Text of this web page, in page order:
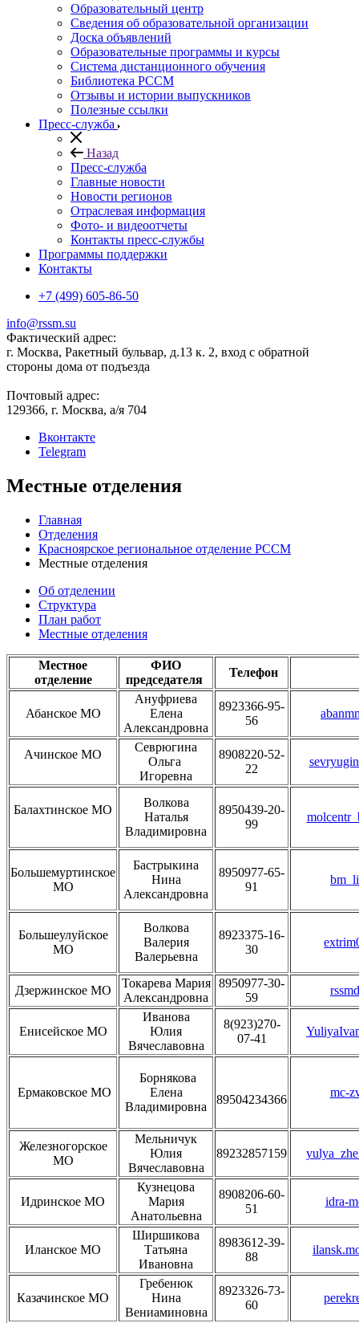
Образовательный центр
Сведения об образовательной организации
Доска объявлений
Образовательные программы и курсы
Система дистанционного обучения
Библиотека РССМ
Отзывы и истории выпускников
Полезные ссылки
Пресс-служба
Назад
Пресс-служба
Главные новости
Новости регионов
Отраслевая информация
Фото- и видеоотчеты
Контакты пресс-службы
Программы поддержки
Контакты
+7 (499) 605-86-50
info@rssm.su
Фактический адрес:
г. Москва, Ракетный бульвар, д.13 к. 2, вход с обратной
стороны дома от подъезда
Почтовый адрес:
129366, г. Москва, а/я 704
Вконтакте
Telegram
Местные отделения
Главная
Отделения
Красноярское региональное отделение РССМ
Местные отделения
Об отделении
Структура
План работ
Местные отделения
Местное
отделение
ФИО
председателя
Телефон
Абанское МО
Ануфриева
Елена
Александровна
8923366-95-
56
Ачинское МО
Севрюгина
Ольга
Игоревна
8908220-52-
22
Балахтинское МО
Волкова
Наталья
Владимировна
8950439-20-
99
Большемуртинское
МО
Бастрыкина
Нина
Александровна
8950977-65-
91
Большеулуйское
МО
Волкова
Валерия
Валерьевна
8923375-16-
30
Дзержинское МО
Токарева Мария
Александровна
8950977-30-
59
Енисейское МО
Иванова
Юлия
Вячеславовна
8(923)270-
07-41
Ермаковское МО
Борнякова
Елена
Владимировна
89504234366
mc-
Железногорское
МО
Мельничук
Юлия
Вячеславовна
89232857159
Идринское МО
Кузнецова
Мария
Анатольевна
8908206-60-
51
idra-
Иланское МО
Ширшикова
Татьяна
Ивановна
8983612-39-
88
Казачинское МО
Гребенюк
Нина
Вениаминовна
8923326-73-
60